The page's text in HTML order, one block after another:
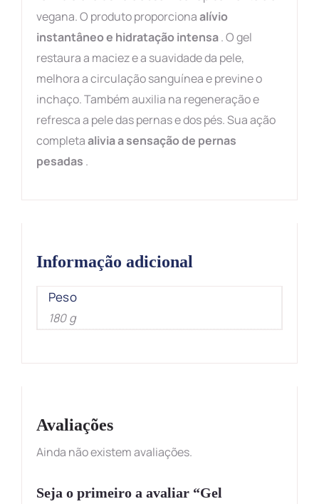
vegana. O produto proporcionaalívio
instantâneo e hidratação intensa. O gel
restaura a maciez e a suavidade da pele,
melhora a circulação sanguínea e previne o
inchaço. Também auxilia na regeneração e
refresca a pele das pernas e dos pés. Sua ação
completaalivia a sensação de pernas
pesadas .
Informação adicional
Peso
180 g
Avaliações
Ainda não existem avaliações.
Seja o primeiro a avaliar “Gel